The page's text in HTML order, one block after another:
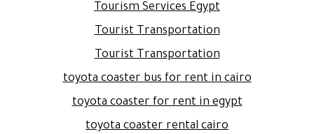
Tourism Services Egypt
Tourist Transportation
Tourist Transportation
toyota coaster bus for rent in cairo
toyota coaster for rent in egypt
toyota coaster rental cairo